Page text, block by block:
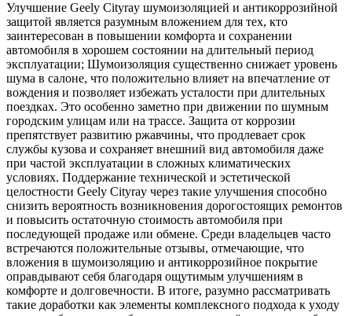
Улучшение Geely Cityray шумоизоляцией и антикоррозийной
защитой является разумным вложением для тех, кто
заинтересован в повышении комфорта и сохранении
автомобиля в хорошем состоянии на длительный период
эксплуатации; Шумоизоляция существенно снижает уровень
шума в салоне, что положительно влияет на впечатление от
вождения и позволяет избежать усталости при длительных
поездках. Это особенно заметно при движении по шумным
городским улицам или на трассе. Защита от коррозии
препятствует развитию ржавчины, что продлевает срок
службы кузова и сохраняет внешний вид автомобиля даже
при частой эксплуатации в сложных климатических
условиях. Поддержание технической и эстетической
целостности Geely Cityray через такие улучшения способно
снизить вероятность возникновения дорогостоящих ремонтов
и повысить остаточную стоимость автомобиля при
последующей продаже или обмене. Среди владельцев часто
встречаются положительные отзывы, отмечающие, что
вложения в шумоизоляцию и антикоррозийное покрытие
оправдывают себя благодаря ощутимым улучшениям в
комфорте и долговечности. В итоге, разумно рассматривать
такие доработки как элементы комплексного подхода к уходу